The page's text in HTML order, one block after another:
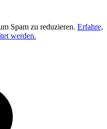
Spam zu reduzieren. Erfahre,
werden.